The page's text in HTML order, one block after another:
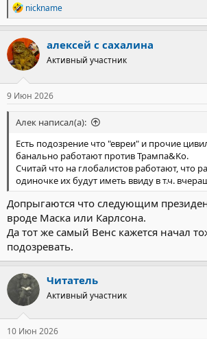
Р
е
а
к
ц
и
и
:
nickname
алексей с сахалина
Активный участник
9 Июн 2026
Алек написал(а):
Есть подозрение что "евреи" и прочие
банально работают против Трампа&Ko.
Считай что на глобалистов работают, что
одиночке их будут иметь ввиду в т.ч.
Допрыгаются что следующим
вроде Маска или Карлсона.
Да тот же самый Венс кажется начал
подозревать.
Читатель
Активный участник
10 Июн 2026